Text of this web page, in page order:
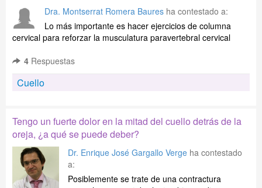
Dra. Montserrat Romera Baures ha contestado a:
Lo más importante es hacer ejercicios de columna
cervical para reforzar la musculatura paravertebral cervical
4 Respuestas
Cuello
Tengo un fuerte dolor en la mitad del cuello detrás de la
oreja, ¿a qué se puede deber?
Dr. Enrique José Gargallo Verge ha contestado
a:
Posiblemente se trate de una contractura